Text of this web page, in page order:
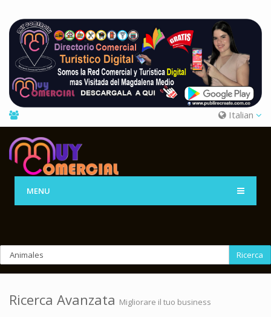
Italian
MENU
Ricerca
Ricerca Avanzata Migliorare il tuo business